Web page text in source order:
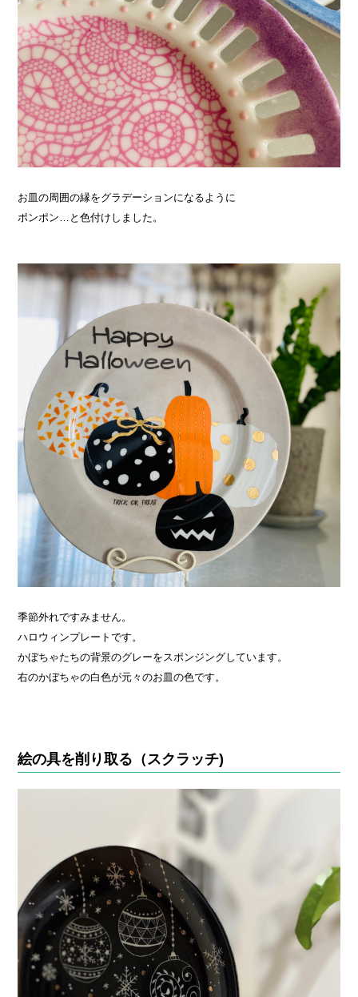
お皿の周囲の縁をグラデーションになるように
ポンポン…と色付けしました。
季節外れですみません。
ハロウィンプレートです。
かぼちゃたちの背景のグレーをスポンジングしています。
右のかぼちゃの白色が元々のお皿の色です。
絵の具を削り取る（スクラッチ)